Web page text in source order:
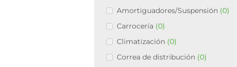
Amortiguadores/Suspensión (0)
Carrocería (0)
Climatización (0)
Correa de distribución (0)